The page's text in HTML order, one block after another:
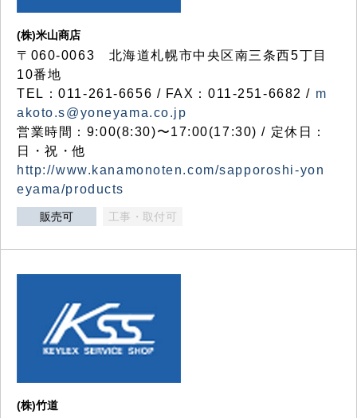
(株)米山商店
〒060-0063 北海道札幌市中央区南三条西5丁目
10番地
TEL：011-261-6656 / FAX：011-251-6682 / m
akoto.s@yoneyama.co.jp
営業時間：9:00(8:30)〜17:00(17:30) / 定休日：
日・祝・他
http://www.kanamonoten.com/sapporoshi-yon
eyama/products
販売可 工事・取付可
(株)竹道